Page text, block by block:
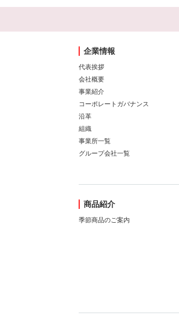
企業情報
代表挨拶
会社概要
事業紹介
コーポレートガバナンス
沿革
組織
事業所一覧
グループ会社一覧
商品紹介
季節商品のご案内